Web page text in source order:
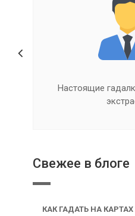
Свежее в блоге
КАК ГАДАТЬ НА КАРТАХ